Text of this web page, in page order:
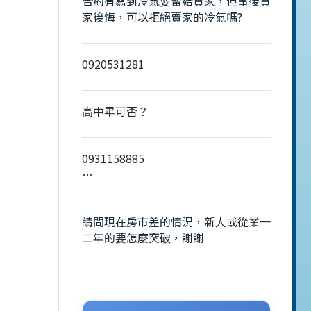
家後悔，可以拒絕賣家的冷氣嗎?
0920531281
高中畢可否？
0931158885
請問現在房市差的情況，新人或從業一
二年的要怎麼突破，謝謝